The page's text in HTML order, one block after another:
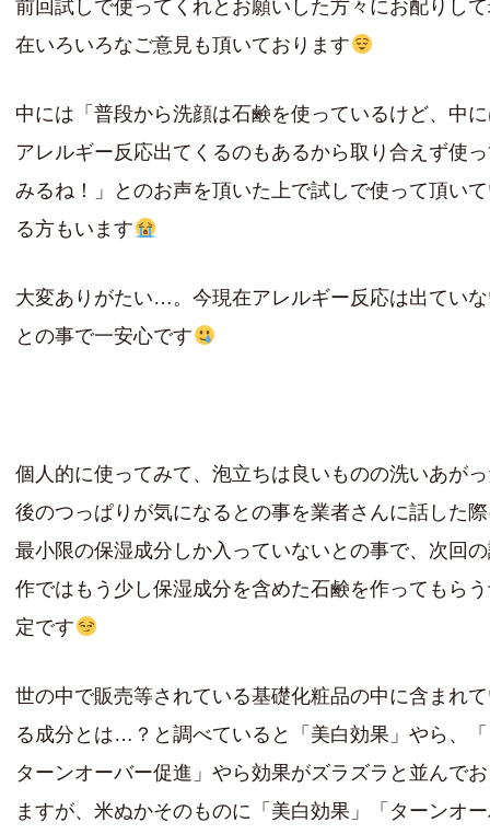
前回試しで使ってくれとお願いした方々にお配りし
在いろいろなご意見も頂いております
中には「普段から洗顔は石鹸を使っているけど、中
アレルギー反応出てくるのもあるから取り合えず使
みるね！」とのお声を頂いた上で試しで使って頂い
る方もいます
大変ありがたい…。今現在アレルギー反応は出てい
との事で一安心です
個人的に使ってみて、泡立ちは良いものの洗いあが
後のつっぱりが気になるとの事を業者さんに話した
最小限の保湿成分しか入っていないとの事で、次回
作ではもう少し保湿成分を含めた石鹸を作ってもら
定です
世の中で販売等されている基礎化粧品の中に含まれ
る成分とは…？と調べていると「美白効果」やら、
ターンオーバー促進」やら効果がズラズラと並んで
ますが、米ぬかそのものに「美白効果」「ターンオ